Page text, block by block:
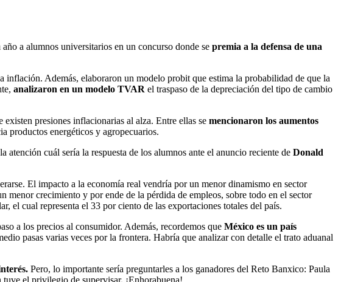
a alumnos universitarios en un concurso donde se premia a la defensa de una
inflación. Además, elaboraron un modelo probit que estima la probabilidad de que la
analizaron en un modelo TVAR el traspaso de la depreciación del tipo de cambio
presiones inflacionarias al alza. Entre ellas se mencionaron los aumentos
productos energéticos y agropecuarios.
cuál sería la respuesta de los alumnos ante el anuncio reciente de Donald
El impacto a la economía real vendría por un menor dinamismo en sector
menor crecimiento y por ende de la pérdida de empleos, sobre todo en el sector
el cual representa el 33 por ciento de las exportaciones totales del país.
a los precios al consumidor. Además, recordemos que México es un país
pasas varias veces por la frontera. Habría que analizar con detalle el trato aduanal
Pero, lo importante sería preguntarles a los ganadores del Reto Banxico: Paula